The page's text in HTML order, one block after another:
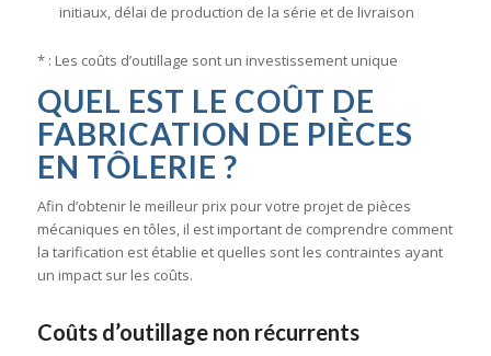
initiaux, délai de production de la série et de livraison
* : Les coûts d’outillage sont un investissement unique
QUEL EST LE COÛT DE
FABRICATION DE PIÈCES
EN TÔLERIE ?
Afin d’obtenir le meilleur prix pour votre projet de pièces
mécaniques en tôles, il est important de comprendre comment
la tarification est établie et quelles sont les contraintes ayant
un impact sur les coûts.
Coûts d’outillage non récurrents